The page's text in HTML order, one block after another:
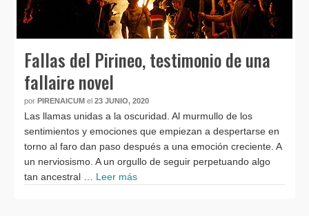
Fallas del Pirineo, testimonio de una
fallaire novel
por PIRENAICUM el 23 JUNIO, 2020
Las llamas unidas a la oscuridad. Al murmullo de los
sentimientos y emociones que empiezan a despertarse en
torno al faro dan paso después a una emoción creciente. A
un nerviosismo. A un orgullo de seguir perpetuando algo
tan ancestral … Leer más